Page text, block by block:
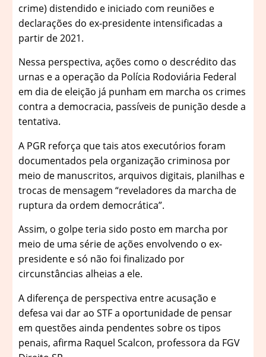
crime) distendido e iniciado com reuniões e
declarações do ex-presidente intensificadas a
partir de 2021.
Nessa perspectiva, ações como o descrédito das
urnas e a operação da Polícia Rodoviária Federal
em dia de eleição já punham em marcha os crimes
contra a democracia, passíveis de punição desde a
tentativa.
A PGR reforça que tais atos executórios foram
documentados pela organização criminosa por
meio de manuscritos, arquivos digitais, planilhas e
trocas de mensagem “reveladores da marcha de
ruptura da ordem democrática”.
Assim, o golpe teria sido posto em marcha por
meio de uma série de ações envolvendo o ex-
presidente e só não foi finalizado por
circunstâncias alheias a ele.
A diferença de perspectiva entre acusação e
defesa vai dar ao STF a oportunidade de pensar
em questões ainda pendentes sobre os tipos
penais, afirma Raquel Scalcon, professora da FGV